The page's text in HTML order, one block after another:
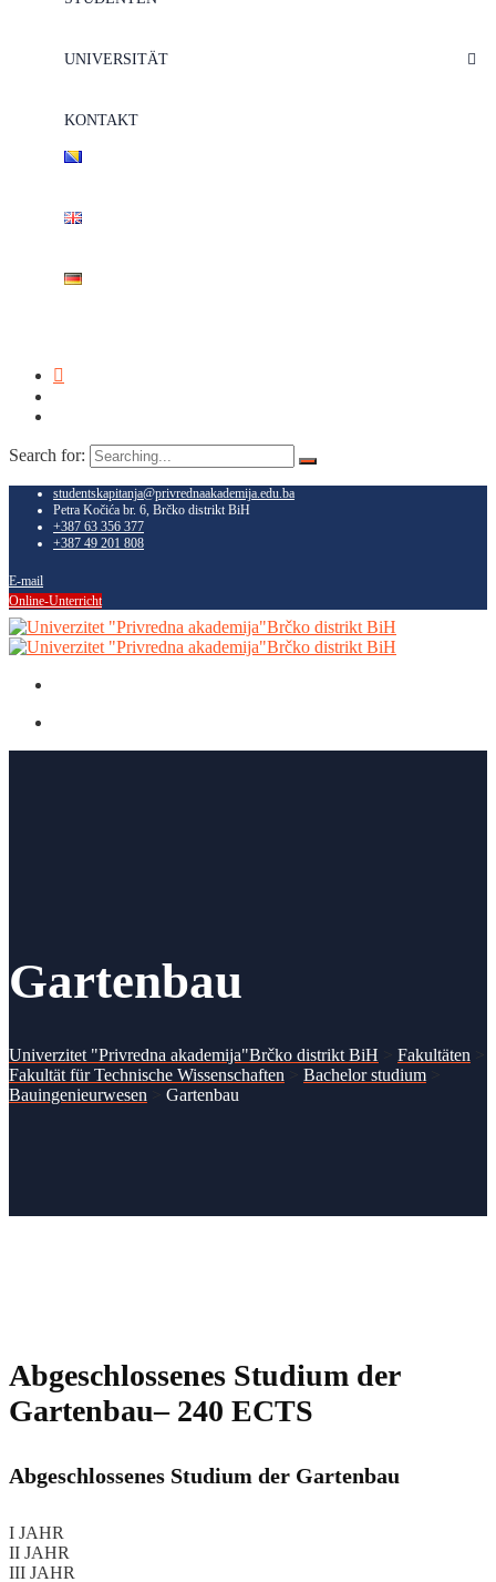
UNIVERSITÄT
KONTAKT
Search for:
studentskapitanja@privrednaakademija.edu.ba
Petra Kočića br. 6, Brčko distrikt BiH
+387 63 356 377
+387 49 201 808
E-mail
Online-Unterricht
Gartenbau
Univerzitet "Privredna akademija"Brčko distrikt BiH > Fakultäten >
Fakultät für Technische Wissenschaften > Bachelor studium >
Bauingenieurwesen > Gartenbau
Abgeschlossenes Studium der
Gartenbau– 240 ECTS
Abgeschlossenes Studium der Gartenbau
I JAHR
II JAHR
III JAHR